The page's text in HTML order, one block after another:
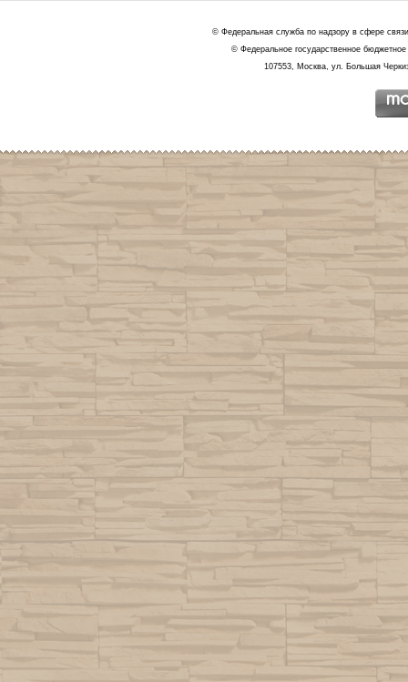
© Федеральная служба по надзору в сфере
© Федеральное государственное
107553, Москва, ул. Большая